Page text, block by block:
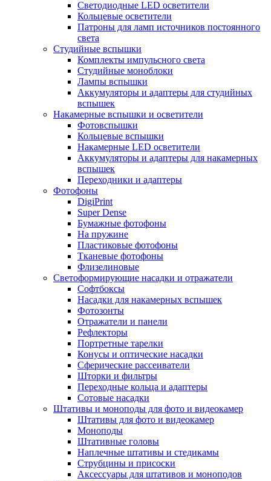
Светодиодные LED осветители
Кольцевые осветители
Патроны для ламп источников постоянного
света
Студийные вспышки
Комплекты импульсного света
Студийные моноблоки
Лампы вспышки
Аккумуляторы и адаптеры для студийных
вспышек
Накамерные вспышки и осветители
Фотовспышки
Кольцевые вспышки
Накамерные LED осветители
Аккумуляторы и адаптеры для накамерных
вспышек
Переходники и адаптеры
Фотофоны
DigiPrint
Super Dense
Бумажные фотофоны
На пружине
Пластиковые фотофоны
Тканевые фотофоны
Флизелиновые
Светоформирующие насадки и отражатели
Софтбоксы
Насадки для накамерных вспышек
Фотозонты
Отражатели и панели
Рефлекторы
Портретные тарелки
Конусы и оптические насадки
Сферические рассеиватели
Шторки и фильтры
Переходные кольца и адаптеры
Сотовые насадки
Штативы и моноподы для фото и видеокамер
Штативы для фото и видеокамер
Моноподы
Штативные головы
Наплечные штативы и стедикамы
Струбцины и присоски
Аксессуары для штативов и моноподов